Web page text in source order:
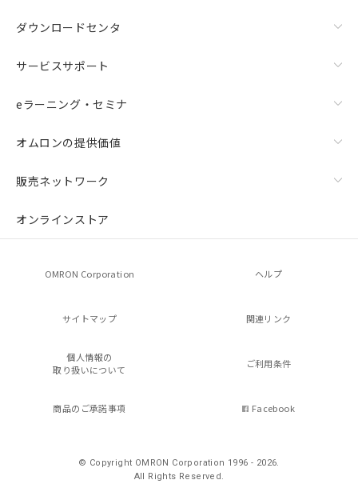
ダウンロードセンタ
サービスサポート
eラーニング・セミナ
オムロンの提供価値
販売ネットワーク
オンラインストア
OMRON Corporation ヘルプ
サイトマップ 関連リンク
個人情報の
取り扱いについて
ご利用条件
商品のご承諾事項 Facebook
© Copyright OMRON Corporation 1996 - 2026.
All Rights Reserved.